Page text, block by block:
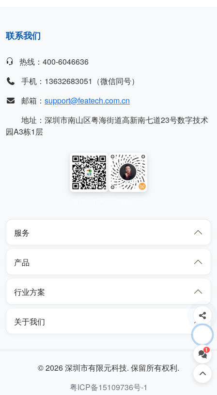
联系我们
热线：400-6046636
手机：13632683051（微信同号）
邮箱： support@featech.com.cn
地址：深圳市南山区粤海街道高新南七道23号数字技术
园A3栋1层
服务
产品
行业方案
关于我们
© 2026 深圳市有限元科技. 保留所有权利.
粤ICP备15109736号-1
1